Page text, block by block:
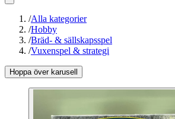
/Alla kategorier
/Hobby
/Bräd- & sällskapsspel
/Vuxenspel & strategi
Hoppa över karusell